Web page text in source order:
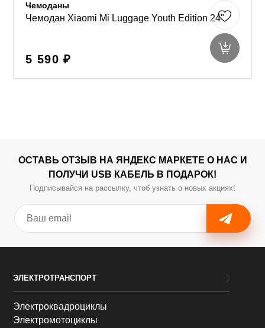
Чемоданы
Чемодан Xiaomi Mi Luggage Youth Edition 24"
5 590 ₽
ОСТАВЬ ОТЗЫВ НА ЯНДЕКС МАРКЕТЕ О НАС И
ПОЛУЧИ USB КАБЕЛЬ В ПОДАРОК!
Подписывайся на рассылку, чтоб узнать о новых акциях!
ЭЛЕКТРОТРАНСПОРТ
Электроквадроциклы
Электромотоциклы